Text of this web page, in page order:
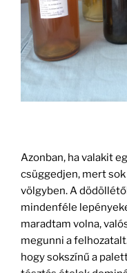
Azonban, ha valakit
csüggedjen, mert
völgyben. A
mindenféle
maradtam volna,
megunni a
hogy sokszínű a